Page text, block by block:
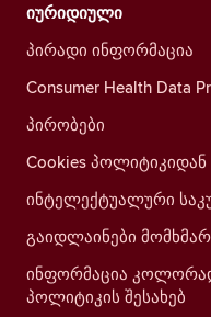
იურიდიული
პირადი ინფორმაცია
Consumer Health Data
პირობები
Cookies პოლიტიკიდან
ინტელექტუალური
გაიდლაინები
ინფორმაცია
პოლიტიკის შესახებ